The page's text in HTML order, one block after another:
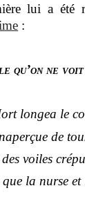
lui a été
:
qu’on ne voit
longea le
de
voiles
la nurse et